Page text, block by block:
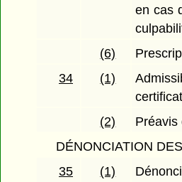
en cas
(6)
34
(1)
(2)
Préavis
DÉNONCIATION
35
(1)